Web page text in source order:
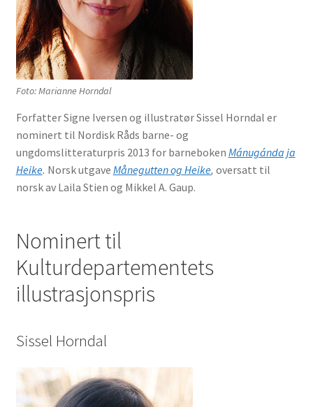
Foto: Marianne Horndal
Forfatter Signe Iversen og illustratør Sissel Horndal er
nominert til Nordisk Råds barne- og
ungdomslitteraturpris 2013 for barneboken Mánugánda ja
Heike. Norsk utgave Månegutten og Heike, oversatt til
norsk av Laila Stien og Mikkel A. Gaup.
Nominert til
Kulturdepartementets
illustrasjonspris
Sissel Horndal